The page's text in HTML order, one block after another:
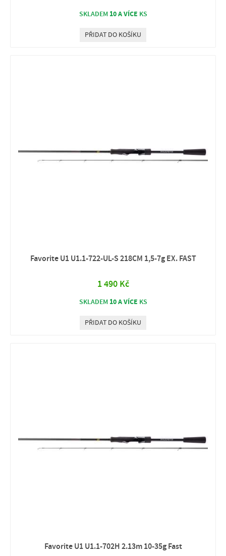
SKLADEM 10 A VÍCE KS
PŘIDAT DO KOŠÍKU
Favorite U1 U1.1-722-UL-S 218CM 1,5-7g EX. FAST
1 490 Kč
SKLADEM 10 A VÍCE KS
PŘIDAT DO KOŠÍKU
Favorite U1 U1.1-702H 2.13m 10-35g Fast